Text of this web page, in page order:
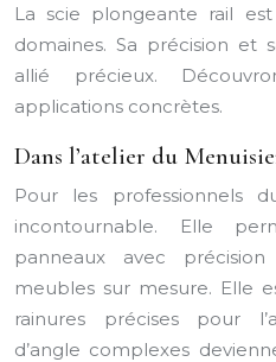
La scie plongeante rail
domaines. Sa précision et
allié précieux.
applications concrètes.
Dans l’atelier du
Pour les professionnels
incontournable. Elle
panneaux avec
meubles sur mesure. Elle
rainures précises pour
d’angle complexes